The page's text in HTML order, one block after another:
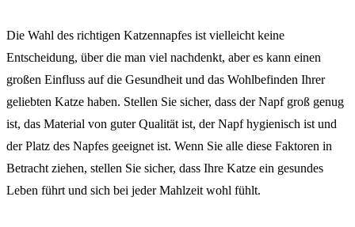
Die Wahl des richtigen Katzennapfes ist vielleicht keine
Entscheidung, über die man viel nachdenkt, aber es kann einen
großen Einfluss auf die Gesundheit und das Wohlbefinden Ihrer
geliebten Katze haben. Stellen Sie sicher, dass der Napf groß genug
ist, das Material von guter Qualität ist, der Napf hygienisch ist und
der Platz des Napfes geeignet ist. Wenn Sie alle diese Faktoren in
Betracht ziehen, stellen Sie sicher, dass Ihre Katze ein gesundes
Leben führt und sich bei jeder Mahlzeit wohl fühlt.